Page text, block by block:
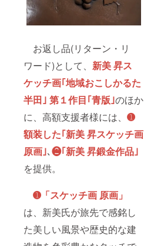
お返し品(リターン・リ
ワード)として、 新美 昇ス
ケッチ画｢地域おこしかるた
半田｣ 第１作目｢青版｣のほか
に、高額支援者様には、 ➊
額装した｢新美 昇スケッチ画
原画｣､❷｢新美 昇鍛金作品｣
を提供。
➊「スケッチ画 原画」
は、新美氏が旅先で感銘し
た美しい風景や歴史的な建